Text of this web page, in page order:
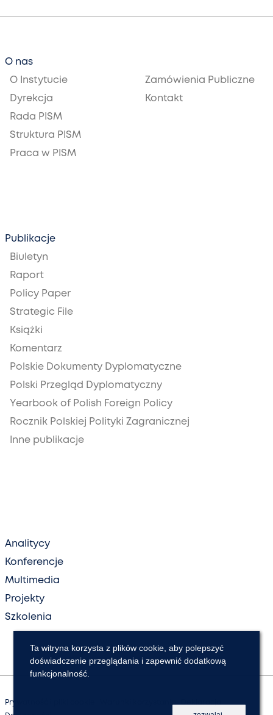
O nas
O Instytucie
Dyrekcja
Rada PISM
Struktura PISM
Praca w PISM
Zamówienia Publiczne
Kontakt
Publikacje
Biuletyn
Raport
Policy Paper
Strategic File
Książki
Komentarz
Polskie Dokumenty Dyplomatyczne
Polski Przegląd Dyplomatyczny
Yearbook of Polish Foreign Policy
Rocznik Polskiej Polityki Zagranicznej
Inne publikacje
Analitycy
Konferencje
Multimedia
Projekty
Szkolenia
Prywatność i pliki cookie
Ta witryna korzysta z plików cookie, aby polepszyć
doświadczenie przeglądania i zapewnić dodatkową
funkcjonalność.